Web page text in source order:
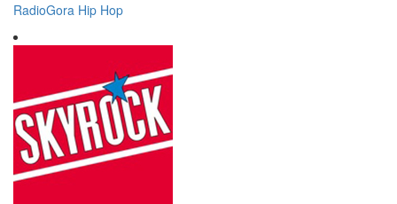
RadioGora Hip Hop